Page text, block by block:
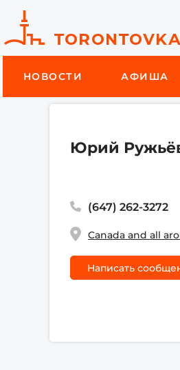
НОВОСТИ АФИША
Юрий
(647) 262-3272
Canada and all
Написать